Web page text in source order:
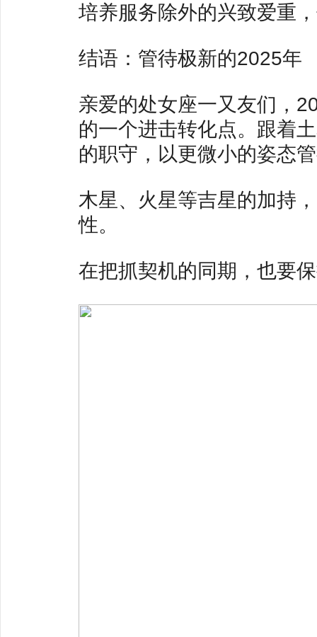
培养服务除外的兴致爱重
结语：管待极新的2025年
亲爱的处女座一又友们，
的一个进击转化点。跟着
的职守，以更微小的姿态
木星、火星等吉星的加持
性。
在把抓契机的同期，也要